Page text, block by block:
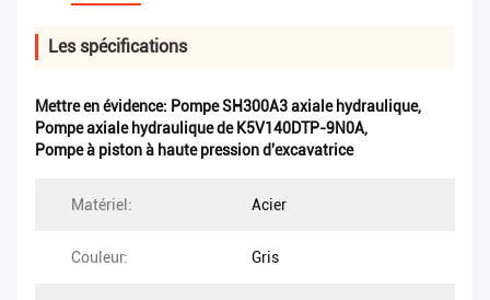
Les spécifications
Mettre en évidence: Pompe SH300A3 axiale hydraulique,
Pompe axiale hydraulique de K5V140DTP-9N0A,
Pompe à piston à haute pression d'excavatrice
Matériel: Acier
Couleur: Gris